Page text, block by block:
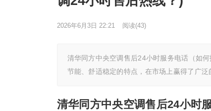
2026年6月3日 22:21 阅读(43)
清华同方中央空调售后24小时服务电话（如
节能、舒适稳定的特点，在市场上赢得了广
清华同方中央空调售后24小时